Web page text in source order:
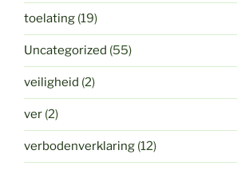
toelating (19)
Uncategorized (55)
veiligheid (2)
ver (2)
verbodenverklaring (12)